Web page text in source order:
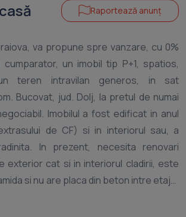
Raportează anunț
va propune spre vanzare, cu 0%
un imobil tip P+1, spatios,
teren intravilan generos, in sat
Bucovat, jud. Dolj, la pretul de numai
Imobilul a fost edificat in anul
de CF) si in interiorul sau, a
In prezent, necesita renovari
exterior cat si in interiorul cladirii, este
si nu are placa din beton intre etaje.
de apa curenta si electricitate. In